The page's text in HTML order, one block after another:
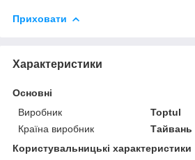
Приховати
Характеристики
Основні
Виробник
Toptul
Країна виробник
Тайвань
Користувальницькі характеристики